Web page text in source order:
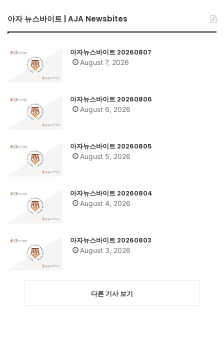
아자 뉴스바이트 | AJA Newsbites
아자뉴스바이트 20260807
August 7, 2026
아자뉴스바이트 20260806
August 6, 2026
아자뉴스바이트 20260805
August 5, 2026
아자뉴스바이트 20260804
August 4, 2026
아자뉴스바이트 20260803
August 3, 2026
다른 기사 보기